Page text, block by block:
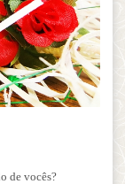
de vocês?